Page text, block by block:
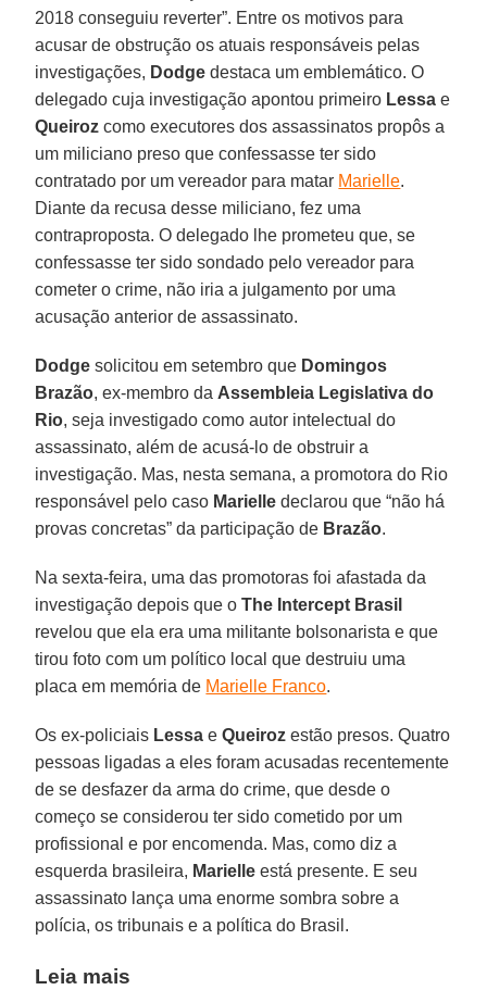
2018 conseguiu reverter”. Entre os motivos para
acusar de obstrução os atuais responsáveis pelas
investigações, Dodge destaca um emblemático. O
delegado cuja investigação apontou primeiro Lessa e
Queiroz como executores dos assassinatos propôs a
um miliciano preso que confessasse ter sido
contratado por um vereador para matar Marielle.
Diante da recusa desse miliciano, fez uma
contraproposta. O delegado lhe prometeu que, se
confessasse ter sido sondado pelo vereador para
cometer o crime, não iria a julgamento por uma
acusação anterior de assassinato.
Dodge solicitou em setembro que Domingos
Brazão, ex-membro daAssembleia Legislativa do
Rio, seja investigado como autor intelectual do
assassinato, além de acusá-lo de obstruir a
investigação. Mas, nesta semana, a promotora do Rio
responsável pelo caso Marielle declarou que “não há
provas concretas” da participação de Brazão.
Na sexta-feira, uma das promotoras foi afastada da
investigação depois que oThe Intercept Brasil
revelou que ela era uma militante bolsonarista e que
tirou foto com um político local que destruiu uma
placa em memória de Marielle Franco.
Os ex-policiais Lessa eQueiroz estão presos. Quatro
pessoas ligadas a eles foram acusadas recentemente
de se desfazer da arma do crime, que desde o
começo se considerou ter sido cometido por um
profissional e por encomenda. Mas, como diz a
esquerda brasileira, Marielle está presente. E seu
assassinato lança uma enorme sombra sobre a
polícia, os tribunais e a política do Brasil.
Leia mais